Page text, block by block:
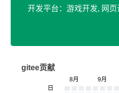
开发平台：游戏开发, 网
gitee贡献